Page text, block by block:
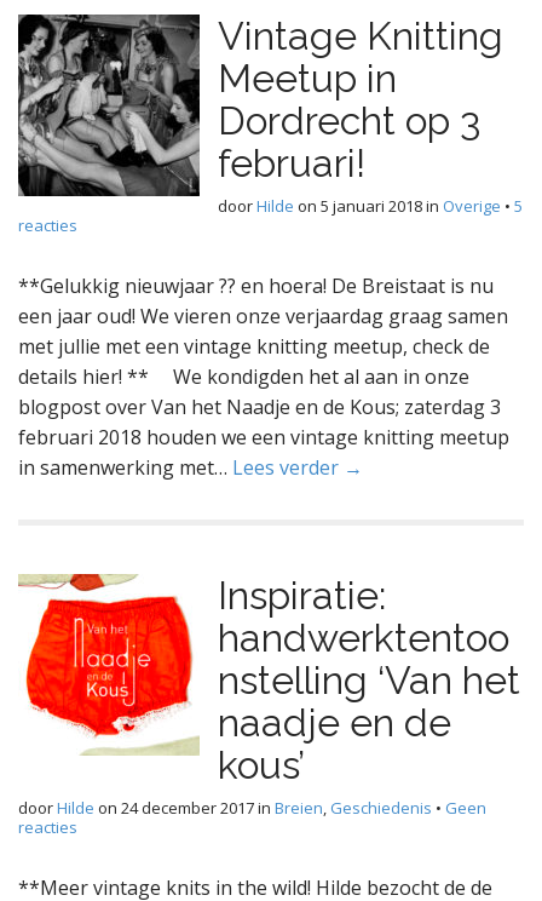
Vintage Knitting
Meetup in
Dordrecht op 3
februari!
doorHilde on 5 januari 2018in Overige • 5
reacties
**Gelukkig nieuwjaar ?? en hoera! De Breistaat is nu
een jaar oud! We vieren onze verjaardag graag samen
met jullie met een vintage knitting meetup, check de
details hier! ** We kondigden het al aan in onze
blogpost over Van het Naadje en de Kous; zaterdag 3
februari 2018 houden we een vintage knitting meetup
in samenwerking met… Lees verder →
Inspiratie:
handwerktentoo
nstelling ‘Van het
naadje en de
kous’
doorHilde on 24 december 2017in Breien, Geschiedenis • Geen
reacties
**Meer vintage knits in the wild! Hilde bezocht de de